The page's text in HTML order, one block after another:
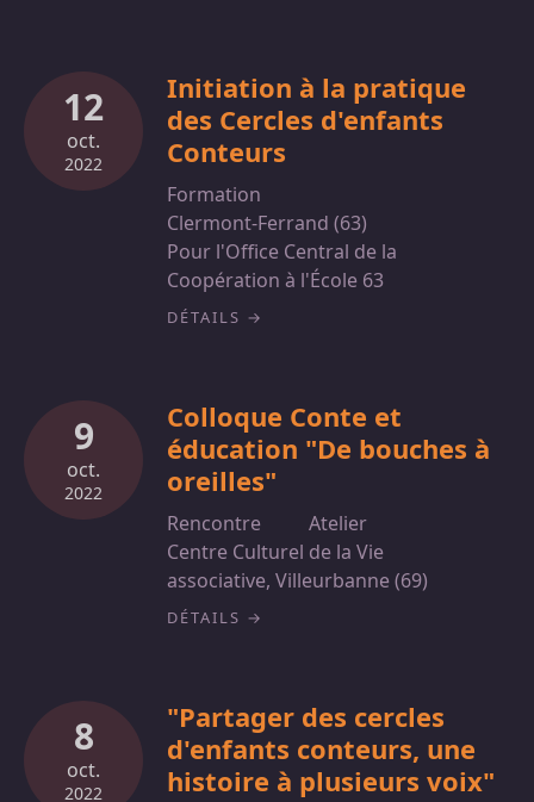
12
oct.
2022
Initiation à la pratique
des Cercles d'enfants
Conteurs
Formation
Clermont-Ferrand (63)
Pour l'Office Central de la
Coopération à l'École 63
DÉTAILS
9
oct.
2022
Colloque Conte et
éducation "De bouches à
oreilles"
Rencontre
Atelier
Centre Culturel de la Vie
associative, Villeurbanne (69)
DÉTAILS
8
oct.
2022
"Partager des cercles
d'enfants conteurs, une
histoire à plusieurs voix"